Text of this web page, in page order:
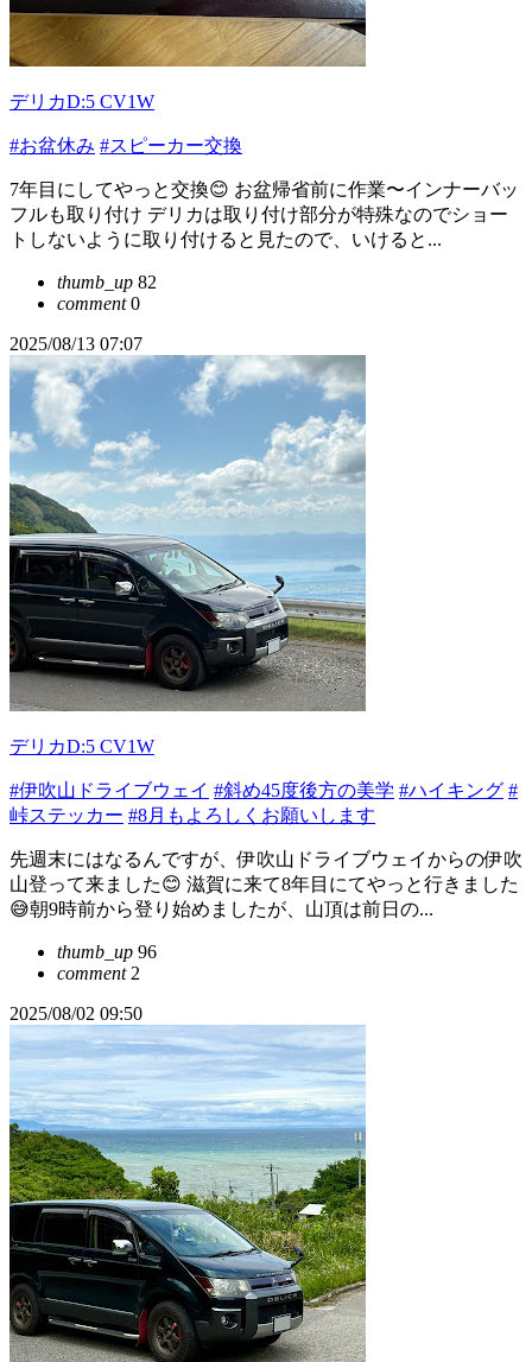
デリカD:5 CV1W
#お盆休み #スピーカー交換
7年目にしてやっと交換😊 お盆帰省前に作業〜インナーバッ
フルも取り付け デリカは取り付け部分が特殊なのでショー
トしないように取り付けると見たので、いけると...
thumb_up 82
comment0
2025/08/13 07:07
デリカD:5 CV1W
#伊吹山ドライブウェイ #斜め45度後方の美学 #ハイキング #
峠ステッカー #8月もよろしくお願いします
先週末にはなるんですが、伊吹山ドライブウェイからの伊吹
山登って来ました😊 滋賀に来て8年目にてやっと行きました
😅朝9時前から登り始めましたが、山頂は前日の...
thumb_up 96
comment2
2025/08/02 09:50